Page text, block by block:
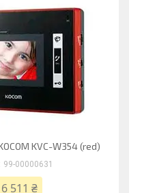
KVC-W354 (red)
99-00000631
6 511 ₴